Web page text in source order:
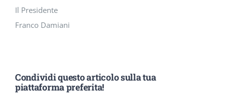
Il Presidente
Franco Damiani
Condividi questo articolo sulla tua
piattaforma preferita!